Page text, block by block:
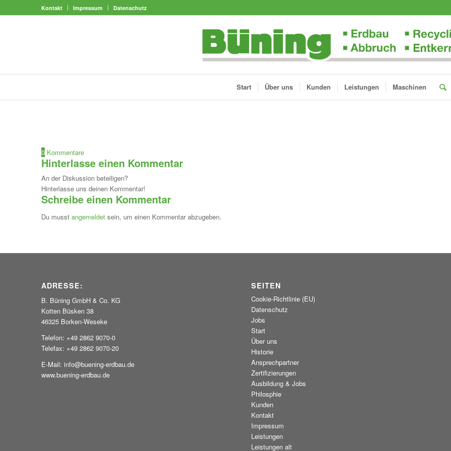
Kontakt Impressum Datenschutz
Start Über uns Kunden Leistungen Maschinen
0 Kommentare
Hinterlasse einen Kommentar
An der Diskussion beteiligen?
Hinterlasse uns deinen Kommentar!
Schreibe einen Kommentar
Du musst angemeldet sein, um einen Kommentar abzugeben.
ADRESSE:
B. Büning GmbH & Co. KG
Kotten Büsken 38
46325 Borken-Weseke
Telefon: +49 2862 9070-0
Telefax: +49 2862 9070-20
E-Mail: info@buening-erdbau.de
www.buening-erdbau.de
SEITEN
Cookie-Richtlinie (EU)
Datenschutz
Jobs
Start
Über uns
Historie
Ansprechpartner
Zertifizierungen
Ausbildung & Jobs
Philosphie
Kunden
Kontakt
Impressum
Leistungen
Leistungen alt